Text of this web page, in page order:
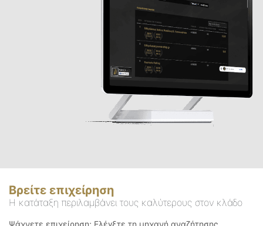
Βρείτε επιχείρηση
Η κατάταξη περιλαμβάνει τους καλύτερους στον κλάδο
Ψάχνετε επιχείρηση; Ελέγξτε τη μηχανή αναζήτησης.